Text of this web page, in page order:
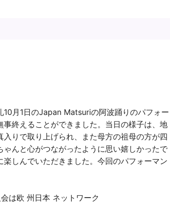
月1日のJapan Matsuriの阿波踊りのパフォー
終えることができました。当日の様子は、地
りで取り上げられ、また母方の祖母の方が四
んと心がつながったように思い嬉しかったで
しんでいただきました。今回のパフォーマン
は欧 州日本 ネットワーク